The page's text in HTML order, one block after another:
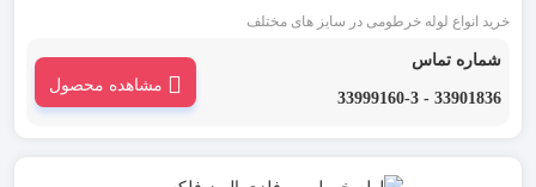
خرید انواع لوله خرطومی در سایز های مختلف
شماره تماس
33901836 - 33999160-3
مشاهده محصول